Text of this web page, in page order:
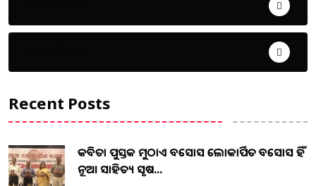
Recent Posts
କବିତା ପୁସ୍ତକ ମୁଠାଏ ଅବସୋସ ଲୋକାର୍ପିତ ଅବସୋସ ହିଁ
ନୂଆ ସାହିତ୍ୟ ସୃଷ...